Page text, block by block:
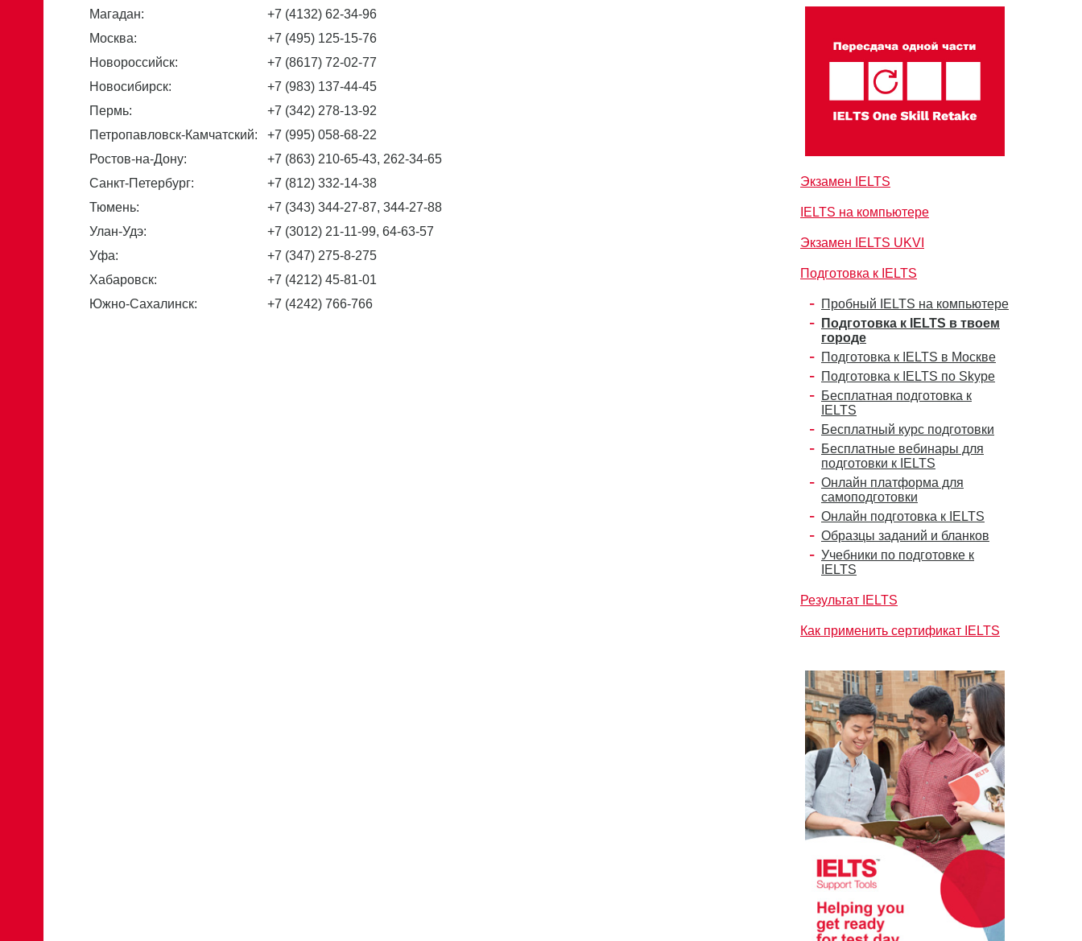
Магадан:
+7 (4132) 62-34-96
Москва:
+7 (495) 125-15-76
Новороссийск:
+7 (8617) 72-02-77
Новосибирск:
+7 (983) 137-44-45
Пермь:
+7 (342) 278-13-92
Петропавловск-Камчатский:
+7 (995) 058-68-22
Ростов-на-Дону:
+7 (863) 210-65-43, 262-34-65
Санкт-Петербург:
+7 (812) 332-14-38
Тюмень:
+7 (343) 344-27-87, 344-27-88
Улан-Удэ:
+7 (3012) 21-11-99, 64-63-57
Уфа:
+7 (347) 275-8-275
Хабаровск:
+7 (4212) 45-81-01
Южно-Сахалинск:
+7 (4242) 766-766
Экзамен IELTS
IELTS на компьютере
Экзамен IELTS UKVI
Подготовка к IELTS
Пробный IELTS на компьютере
Подготовка к IELTS в твоем
городе
Подготовка к IELTS в Москве
Подготовка к IELTS по Skype
Бесплатная подготовка к
IELTS
Бесплатный курс подготовки
Бесплатные вебинары для
подготовки к IELTS
Онлайн платформа для
самоподготовки
Онлайн подготовка к IELTS
Образцы заданий и бланков
Учебники по подготовке к
IELTS
Результат IELTS
Как применить сертификат IELTS